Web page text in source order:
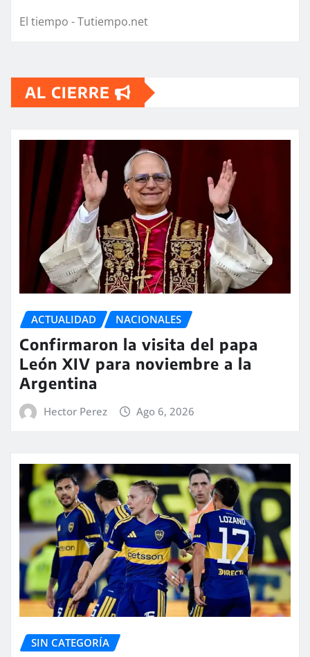
El tiempo - Tutiempo.net
AL CIERRE
ACTUALIDAD NACIONALES
Confirmaron la visita del papa
León XIV para noviembre a la
Argentina
Hector Perez Ago 6, 2026
SIN CATEGORÍA